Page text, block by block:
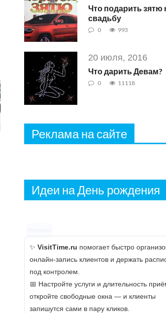
Что подарить зятю
свадьбу
0 993
20 июля, 2016
Что дарить Девам?
0 11118
Реклама на сайте
Идеи на День рождения
✨ VisitTime.ru помогает быстро
онлайн-запись клиентов и держать
под контролем.
📅 Настройте услуги и длительность
откройте свободные окна — и клиенты
запишутся сами в пару кликов.